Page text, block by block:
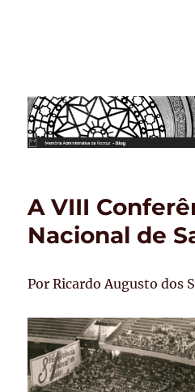
BLOG –
da Fiocruz
A VIII
Nacional de
Por Ricardo Augusto dos